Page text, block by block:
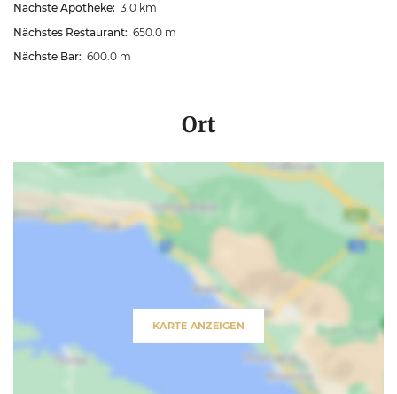
Nächste Apotheke: 3.0 km
Nächstes Restaurant: 650.0 m
Nächste Bar: 600.0 m
Ort
KARTE ANZEIGEN